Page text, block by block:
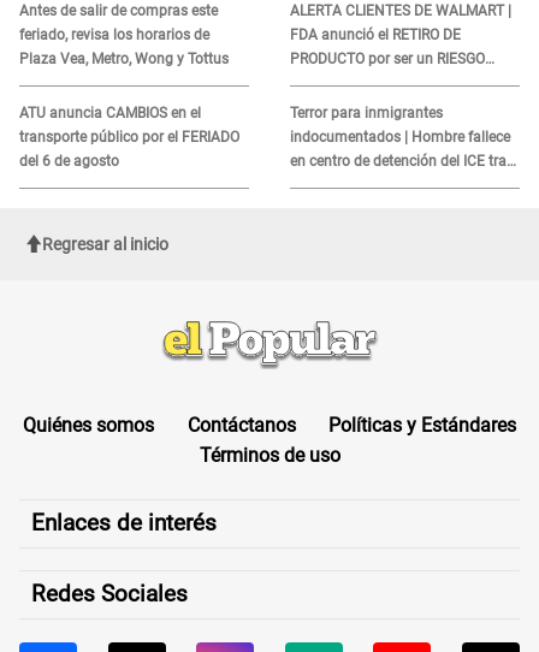
Antes de salir de compras este
feriado, revisa los horarios de
Plaza Vea, Metro, Wong y Tottus
ATU anuncia CAMBIOS en el
transporte público por el FERIADO
del 6 de agosto
ALERTA CLIENTES DE WALMART |
FDA anunció el RETIRO DE
PRODUCTO por ser un RIESGO
MORTAL para consumidores: ¿Cuál
es?
Terror para inmigrantes
indocumentados | Hombre fallece
en centro de detención del ICE tras
sufrir una "emergencia médica"
Regresar al inicio
Quiénes somos Contáctanos
Políticas y Estándares
Términos de uso
Enlaces de interés
Redes Sociales